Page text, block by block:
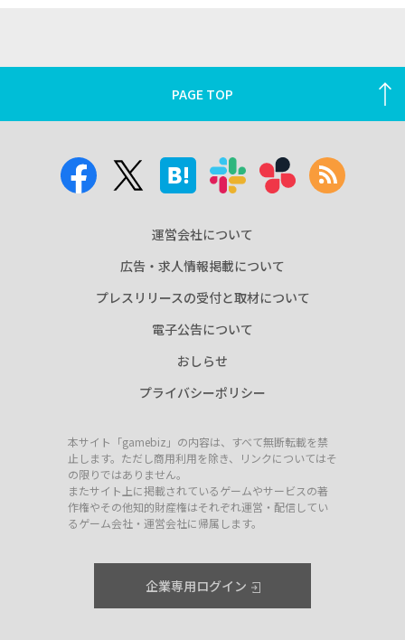
PAGE TOP
運営会社について
広告・求人情報掲載について
プレスリリースの受付と取材について
電子公告について
おしらせ
プライバシーポリシー
本サイト「gamebiz」の内容は、すべて無断転載を禁
止します。ただし商用利用を除き、リンクについてはそ
の限りではありません。
またサイト上に掲載されているゲームやサービスの著
作権やその他知的財産権はそれぞれ運営・配信してい
るゲーム会社・運営会社に帰属します。
企業専用ログイン